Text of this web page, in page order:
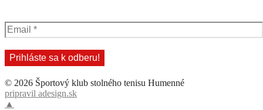
© 2026 Športový klub stolného tenisu Humenné
pripravil adesign.sk
▲